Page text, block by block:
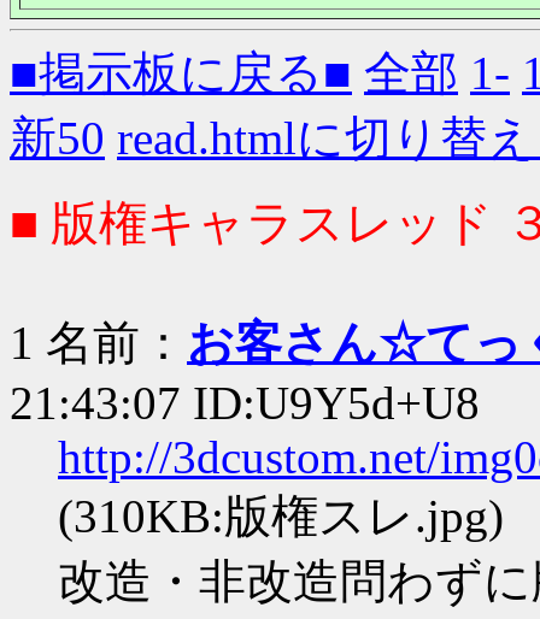
■掲示板に戻る■ 全部 1-
新50 read.htmlに切り替
■ 版権キャラスレッド
1 名前： お客さん☆てっ
21:43:07 ID:U9Y5d+U8
http://3dcustom.net/
(310KB:版権スレ.jpg)
改造・非改造問わず